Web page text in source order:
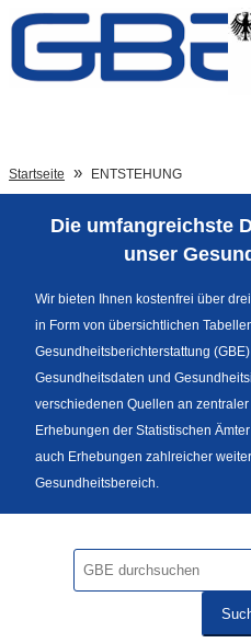
Zum Inhalt
Sprachumschaltung
Fußzeile
Startseite ENTSTEHUNG
Die umfangreichste
unser
Wir bieten Ihnen kostenfrei über
in Form von übersichtlichen
Gesundheitsberichterstattung
Gesundheitsdaten und
verschiedenen Quellen an
Erhebungen der Statistischen
auch Erhebungen zahlreicher
Gesundheitsbereich.